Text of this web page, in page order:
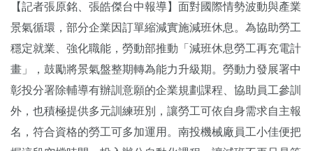
【記者張原銘、張皓傑台中報導】面對國際情勢波動與產業
景氣循環，部分企業因訂單縮減實施減班休息。為協助勞工
穩定就業、強化職能，勞動部推動「減班休息勞工再充電計
畫」，鼓勵將景氣盤整期轉為能力升級期。勞動力發展署中
彰投分署除輔導有辦訓意願的企業規劃課程、協助員工參訓
外，也積極提供多元訓練班別，讓勞工可依自身需求自主報
名，符合資格的勞工可多加運用。南投機械廠員工小佳便把